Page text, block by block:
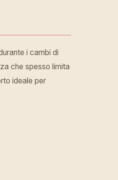
i cambi di
che spesso limita
ideale per